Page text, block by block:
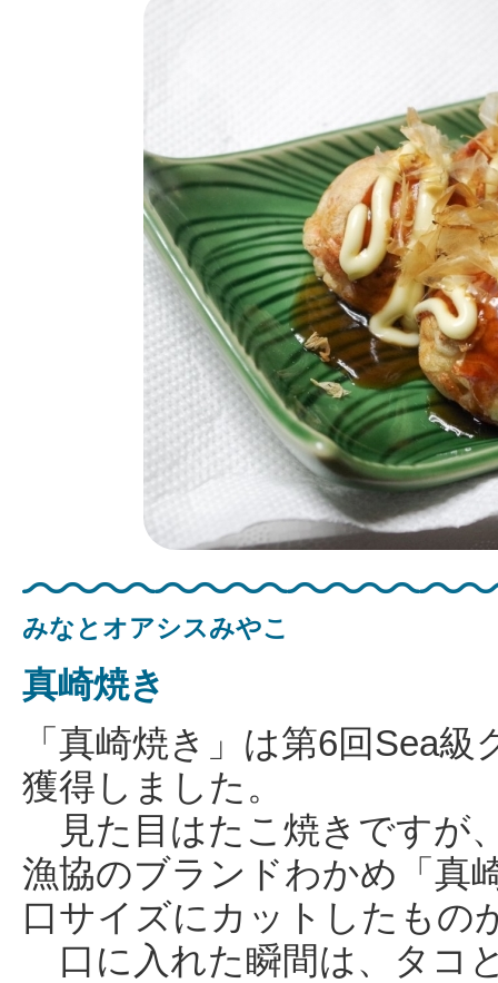
みなとオアシスみやこ
真崎焼き
「真崎焼き」は第6回Sea
獲得しました。
見た目はたこ焼きですが
漁協のブランドわかめ「真
口サイズにカットしたもの
口に入れた瞬間は、タコ